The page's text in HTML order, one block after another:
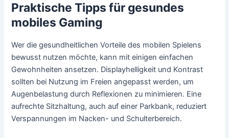
Praktische Tipps für gesundes
mobiles Gaming
Wer die gesundheitlichen Vorteile des mobilen Spielens
bewusst nutzen möchte, kann mit einigen einfachen
Gewohnheiten ansetzen. Displayhelligkeit und Kontrast
sollten bei Nutzung im Freien angepasst werden, um
Augenbelastung durch Reflexionen zu minimieren. Eine
aufrechte Sitzhaltung, auch auf einer Parkbank, reduziert
Verspannungen im Nacken- und Schulterbereich.